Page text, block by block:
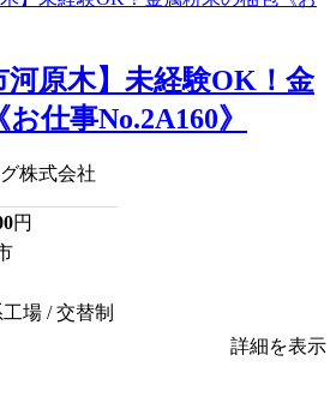
河原木】未経験OK！金
仕事No.2A160》
株式会社
円
場 / 交替制
詳細を表示